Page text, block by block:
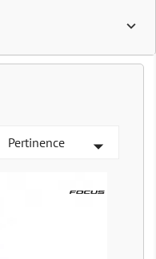

Pertinence
